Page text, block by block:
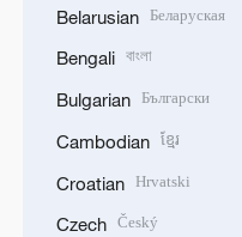
Belarusian Беларуская
Bengali বাংলা
Bulgarian Български
Cambodian ខ្មែរ
Croatian Hrvatski
Czech Český